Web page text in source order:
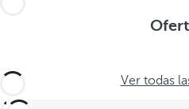
Ver todas